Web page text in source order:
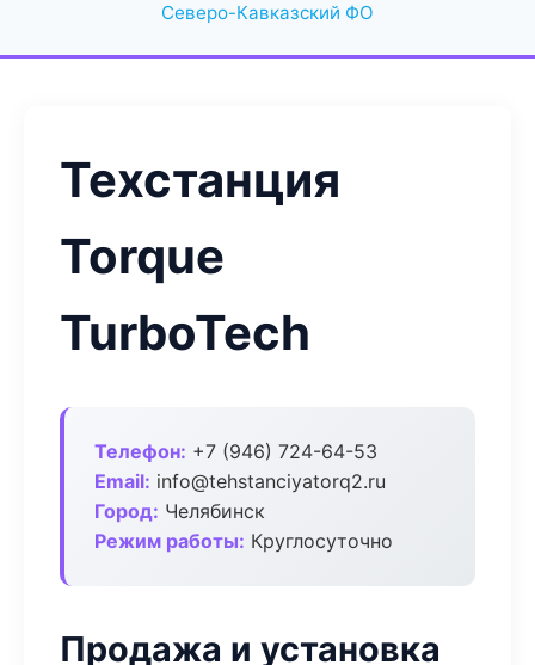
Северо-Кавказский ФО
Техстанция
Torque
TurboTech
Телефон: +7 (946) 724-64-53
Email: info@tehstanciyatorq2.ru
Город: Челябинск
Режим работы: Круглосуточно
Продажа и установка